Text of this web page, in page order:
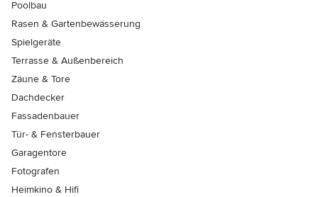
Poolbau
Rasen & Gartenbewässerung
Spielgeräte
Terrasse & Außenbereich
Zäune & Tore
Dachdecker
Fassadenbauer
Tür- & Fensterbauer
Garagentore
Fotografen
Heimkino & Hifi